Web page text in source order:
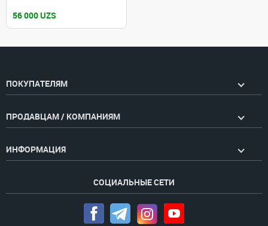
56 000 UZS
ПОКУПАТЕЛЯМ
ПРОДАВЦАМ / КОМПАНИЯМ
ИНФОРМАЦИЯ
СОЦИАЛЬНЫЕ СЕТИ